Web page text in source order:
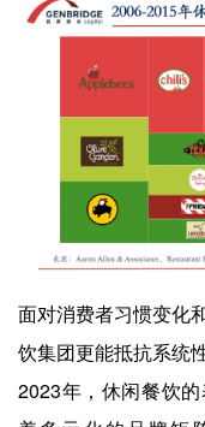
面对消费者习惯变化
饮集团更能抵抗系统
2023年，休闲餐饮